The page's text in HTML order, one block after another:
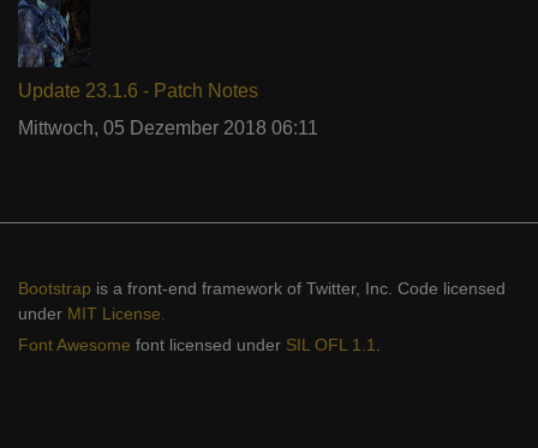
Update 23.1.6 - Patch Notes
Mittwoch, 05 Dezember 2018 06:11
Bootstrap is a front-end framework of Twitter, Inc. Code licensed
under MIT License.
Font Awesome font licensed under SIL OFL 1.1